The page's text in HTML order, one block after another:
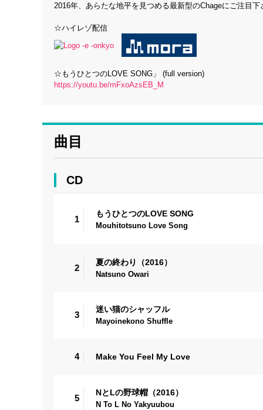
2016年、あらたな地平を見つめる最新型のChageにご注目下
☆ハイレゾ配信
☆もうひとつのLOVE SONG」 (full version)
https://youtu.be/mFxoAzsEB_M
曲目
CD
1
もうひとつのLOVE SONG
Mouhitotsuno Love Song
2
夏の終わり（2016）
Natsuno Owari
3
迷い猫のシャッフル
Mayoinekono Shuffle
4 Make You Feel My Love
5
NとLの野球帽（2016）
N To L No Yakyuubou